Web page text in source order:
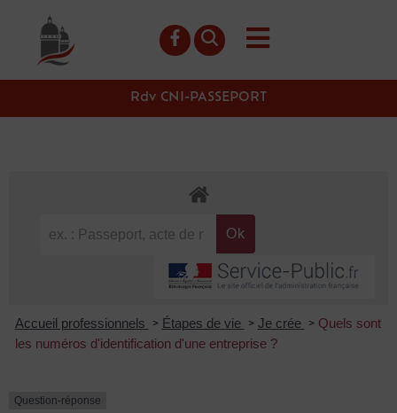
principal
Rdv CNI-PASSEPORT
Accueil professionnels > Étapes de vie > Je crée > Quels sont
les numéros d'identification d'une entreprise ?
Question-réponse